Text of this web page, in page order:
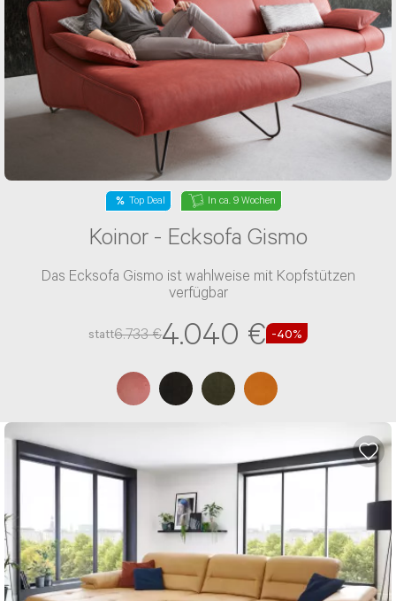
Top Deal In ca. 9 Wochen
Koinor - Ecksofa Gismo
Das Ecksofa Gismo ist wahlweise mit Kopfstützen
verfügbar
statt6.733 €4.040 € -40%